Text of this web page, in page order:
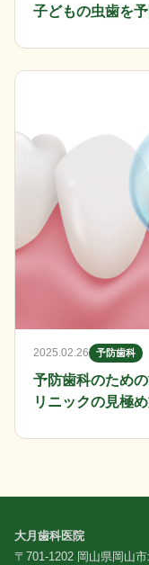
子どもの虫歯を
2025.02.26 予防歯科
予防歯科のため
リニックの見極
大月歯科医院
〒701-1202 岡山県岡山